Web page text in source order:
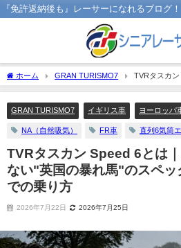
『免許返納後も』レーサーになれるブログ
ホーム GRAN TURISMO7
TVRタスカン
ない"英国の暴れ馬"のスペックと中古相場・GT7
GRAN TURISMO7 イギリス車 ヨーロッパ
NA（自然吸気） FR車 直列6気筒
TVRタスカン Speed 6とは
ない"英国の暴れ馬"のスペッ
での乗り方
2026年7月22日 2026年7月25日